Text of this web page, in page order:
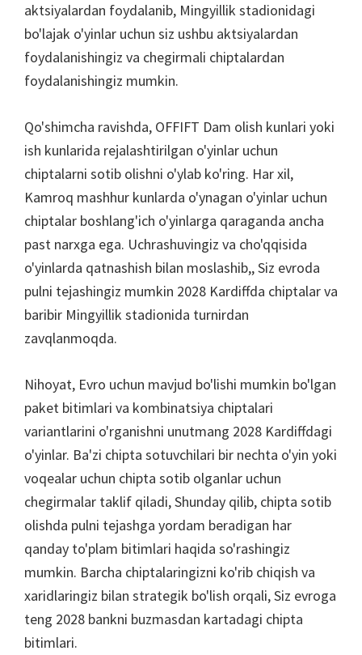
aktsiyalardan foydalanib, Mingyillik stadionidagi
bo'lajak o'yinlar uchun siz ushbu aktsiyalardan
foydalanishingiz va chegirmali chiptalardan
foydalanishingiz mumkin.
Qo'shimcha ravishda, OFFIFT Dam olish kunlari yoki
ish kunlarida rejalashtirilgan o'yinlar uchun
chiptalarni sotib olishni o'ylab ko'ring. Har xil,
Kamroq mashhur kunlarda o'ynagan o'yinlar uchun
chiptalar boshlang'ich o'yinlarga qaraganda ancha
past narxga ega. Uchrashuvingiz va cho'qqisida
o'yinlarda qatnashish bilan moslashib,, Siz evroda
pulni tejashingiz mumkin 2028 Kardiffda chiptalar va
baribir Mingyillik stadionida turnirdan
zavqlanmoqda.
Nihoyat, Evro uchun mavjud bo'lishi mumkin bo'lgan
paket bitimlari va kombinatsiya chiptalari
variantlarini o'rganishni unutmang 2028 Kardiffdagi
o'yinlar. Ba'zi chipta sotuvchilari bir nechta o'yin yoki
voqealar uchun chipta sotib olganlar uchun
chegirmalar taklif qiladi, Shunday qilib, chipta sotib
olishda pulni tejashga yordam beradigan har
qanday to'plam bitimlari haqida so'rashingiz
mumkin. Barcha chiptalaringizni ko'rib chiqish va
xaridlaringiz bilan strategik bo'lish orqali, Siz evroga
teng 2028 bankni buzmasdan kartadagi chipta
bitimlari.